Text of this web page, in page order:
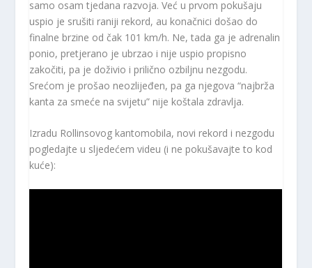
samo osam tjedana razvoja. Već u prvom pokušaju
uspio je srušiti raniji rekord, au konačnici došao do
finalne brzine od čak 101 km/h. Ne, tada ga je adrenalin
ponio, pretjerano je ubrzao i nije uspio propisno
zakočiti, pa je doživio i prilično ozbiljnu nezgodu.
Srećom je prošao neozlijeđen, pa ga njegova “najbrža
kanta za smeće na svijetu” nije koštala zdravlja.
Izradu Rollinsovog kantomobila, novi rekord i nezgodu
pogledajte u sljedećem videu (i ne pokušavajte to kod
kuće):